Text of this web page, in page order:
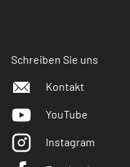
Schreiben Sie uns
Kontakt
YouTube
Instagram